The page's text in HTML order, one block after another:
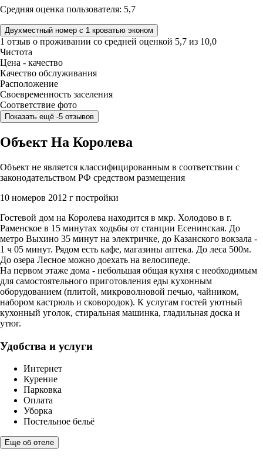
Средняя оценка пользователя: 5,7
Двухместный номер с 1 кроватью эконом
1 отзыв о проживании со средней оценкой 5,7 из 10,0
Чистота
Цена - качество
Качество обслуживания
Расположение
Своевременность заселения
Соответствие фото
Показать ещё -5 отзывов
Объект На Королева
Объект не является классифицированным в соответствии с
законодательством РФ средством размещения
10 номеров 2012 г постройки
Гостевой дом на Королева находится в мкр. Холодово в г.
Раменское в 15 минутах ходьбы от станции Есенинская. До
метро Выхино 35 минут на электричке, до Казанского вокзала -
1 ч 05 минут. Рядом есть кафе, магазины аптека. До леса 500м.
До озера Лесное можно доехать на велосипеде.
На первом этаже дома - небольшая общая кухня с необходимым
для самостоятельного приготовления еды кухонным
оборудованием (плитой, микроволновой печью, чайником,
набором кастрюль и сковородок). К услугам гостей уютный
кухонный уголок, стиральная машинка, гладильная доска и
утюг.
Удобства и услуги
Интернет
Курение
Парковка
Оплата
Уборка
Постельное бельё
Еще об отеле